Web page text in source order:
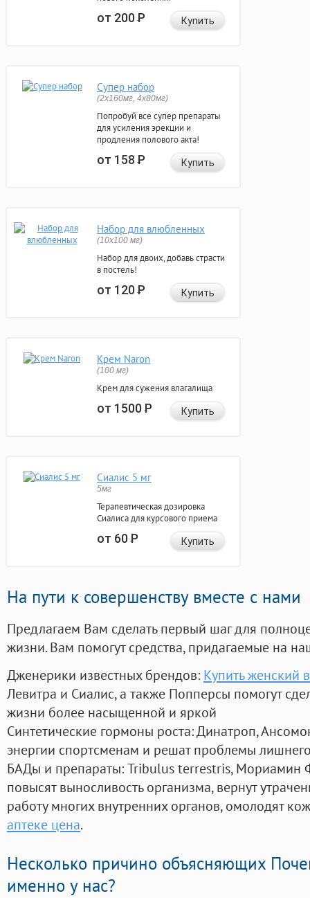
от 200Р Купить
Супер набор
(2х160мг, 4х80мг)
Попробуй все супер препараты
для усиления эрекции и
продления полового акта!
от 158Р Купить
Набор для влюбленных
(10х100 мг)
Набор для двоих, добавь страсти
в постель!
от 120Р Купить
Крем Naron
(100 мг)
Крем для сужения влагалища
от 1500Р Купить
Сиалис 5 мг
5мг
Терапевтическая дозировка
Сиалиса для курсового приема
от 60Р Купить
На пути к совершенству вместе с нами
Предлагаем Вам сделать первый шаг для
жизни. Вам помогут средства, придагаемые на
Дженерики известных брендов: Купить женский
Левитра и Сиалис, а также Попперсы помогут
жизни более насыщенной и яркой
Синтетические гормоны роста: Динатроп,
энергии спортсменам и решат проблемы
БАДы и препараты:Tribulus terrestris, Мориамин
повысят выносливость организма, вернут
работу многих внутренних органов, омолодят
аптеке цена.
Несколько причино объясняющих
именно у нас?